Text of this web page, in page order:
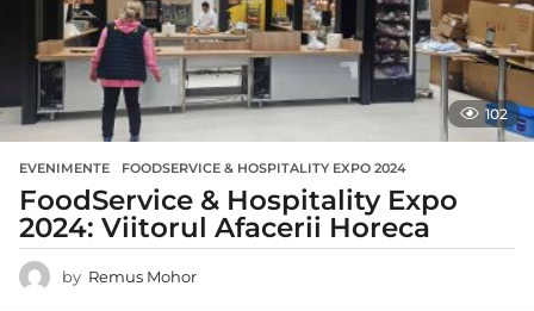
102
EVENIMENTE FOODSERVICE & HOSPITALITY EXPO 2024
FoodService & Hospitality Expo
2024: Viitorul Afacerii Horeca
by Remus Mohor